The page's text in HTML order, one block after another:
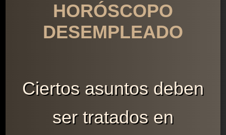
HORÓSCOPO
DESEMPLEADO
Ciertos asuntos deben
ser tratados en